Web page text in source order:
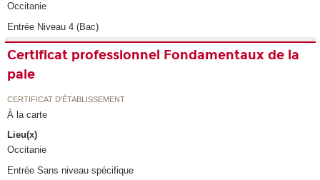
Occitanie
Entrée Niveau 4 (Bac)
Certificat professionnel Fondamentaux de la
paie
CERTIFICAT D'ÉTABLISSEMENT
À la carte
Lieu(x)
Occitanie
Entrée Sans niveau spécifique